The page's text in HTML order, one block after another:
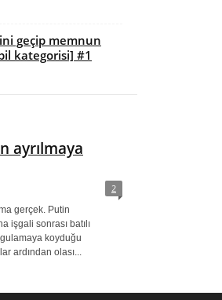
geçip memnun
kategorisi] #1
ayrılmaya
2
gerçek. Putin
işgali sonrası batılı
koyduğu
ardından olası...